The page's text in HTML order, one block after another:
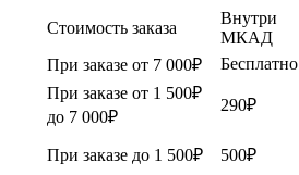
Стоимость заказа
Внутри
МКАД
При заказе от 7 000₽
Бесплатно
При заказе от 1 500₽
до 7 000₽
290₽
При заказе до 1 500₽ 500₽